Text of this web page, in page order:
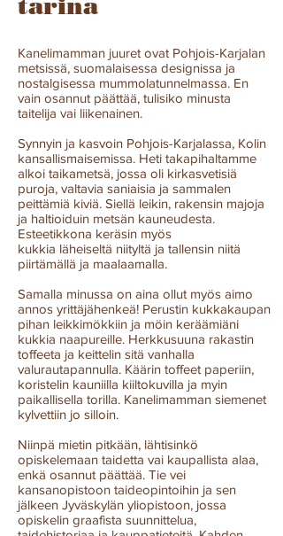
tarina
Kanelimamman juuret ovat Pohjois-Karjalan
metsissä, suomalaisessa designissa ja
nostalgisessa mummolatunnelmassa. En
vain osannut päättää, tulisiko minusta
taitelija vai liikenainen.
Synnyin ja kasvoin Pohjois-Karjalassa, Kolin
kansallismaisemissa. Heti takapihaltamme
alkoi taikametsä, jossa oli kirkasvetisiä
puroja, valtavia saniaisia ja sammalen
peittämiä kiviä. Siellä leikin, rakensin majoja
ja haltioiduin metsän kauneudesta.
Esteetikkona keräsin myös
kukkia läheiseltä niityltä ja tallensin niitä
piirtämällä ja maalaamalla.
Samalla minussa on aina ollut myös aimo
annos yrittäjähenkeä! Perustin kukkakaupan
pihan leikkimökkiin ja möin keräämiäni
kukkia naapureille. Herkkusuuna rakastin
toffeeta ja keittelin sitä vanhalla
valurautapannulla. Käärin toffeet paperiin,
koristelin kauniilla kiiltokuvilla ja myin
paikallisella torilla. Kanelimamman siemenet
kylvettiin jo silloin.
Niinpä mietin pitkään, lähtisinkö
opiskelemaan taidetta vai kaupallista alaa,
enkä osannut päättää. Tie vei
kansanopistoon taideopintoihin ja sen
jälkeen Jyväskylän yliopistoon, jossa
opiskelin graafista suunnittelua,